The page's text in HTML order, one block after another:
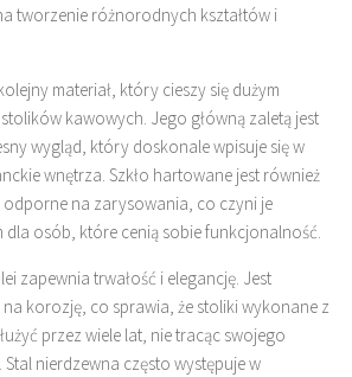
tworzenie różnorodnych kształtów i
materiał, który cieszy się dużym
kawowych. Jego główną zaletą jest
wygląd, który doskonale wpisuje się w
wnętrza. Szkło hartowane jest również
odporne na zarysowania, co czyni je
dla osób, które cenią sobie funkcjonalność.
zapewnia trwałość i elegancję. Jest
korozję, co sprawia, że stoliki wykonane z
przez wiele lat, nie tracąc swojego
nierdzewna często występuje w